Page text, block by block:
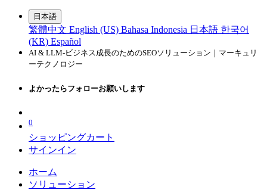
日本語
繁體中文 English (US) Bahasa Indonesia 日本語 한국어
(KR) Español
AI & LLM-ビジネス成長のためのSEOソリューション｜マーキュリ
ーテクノロジー
よかったらフォローお願いします
0
ショッピングカート
サインイン
ホーム
ソリューション